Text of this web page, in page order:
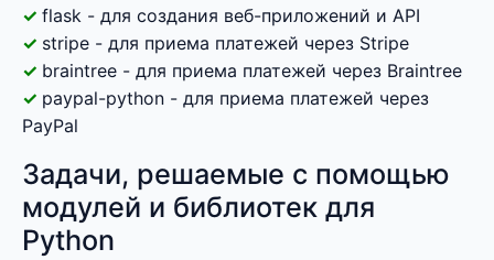
flask - для создания веб-приложений и API
stripe - для приема платежей через Stripe
braintree - для приема платежей через Braintree
paypal-python - для приема платежей через
PayPal
Задачи, решаемые с помощью
модулей и библиотек для
Python